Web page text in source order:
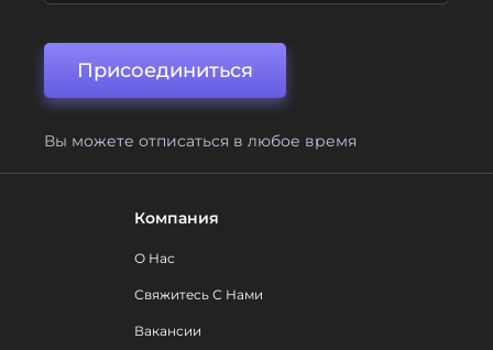
Присоединиться
Вы можете отписаться в любое время
Компания
О Нас
Свяжитесь С Нами
Вакансии